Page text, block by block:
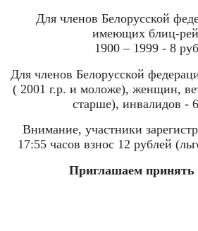
Для членов Белорусской
имеющих блиц-
1900 – 1999 - 8
Для членов Белорусской
( 2001 г.р. и моложе), женщин,
старше), инвалидов -
Внимание, участники
17:55 часов взнос 12 рублей
Приглашаем принять